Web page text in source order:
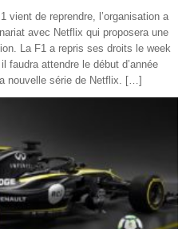
vient de reprendre, l’organisation a
avec Netflix qui proposera une
La F1 a repris ses droits le week
faudra attendre le début d’année
nouvelle série de Netflix. […]